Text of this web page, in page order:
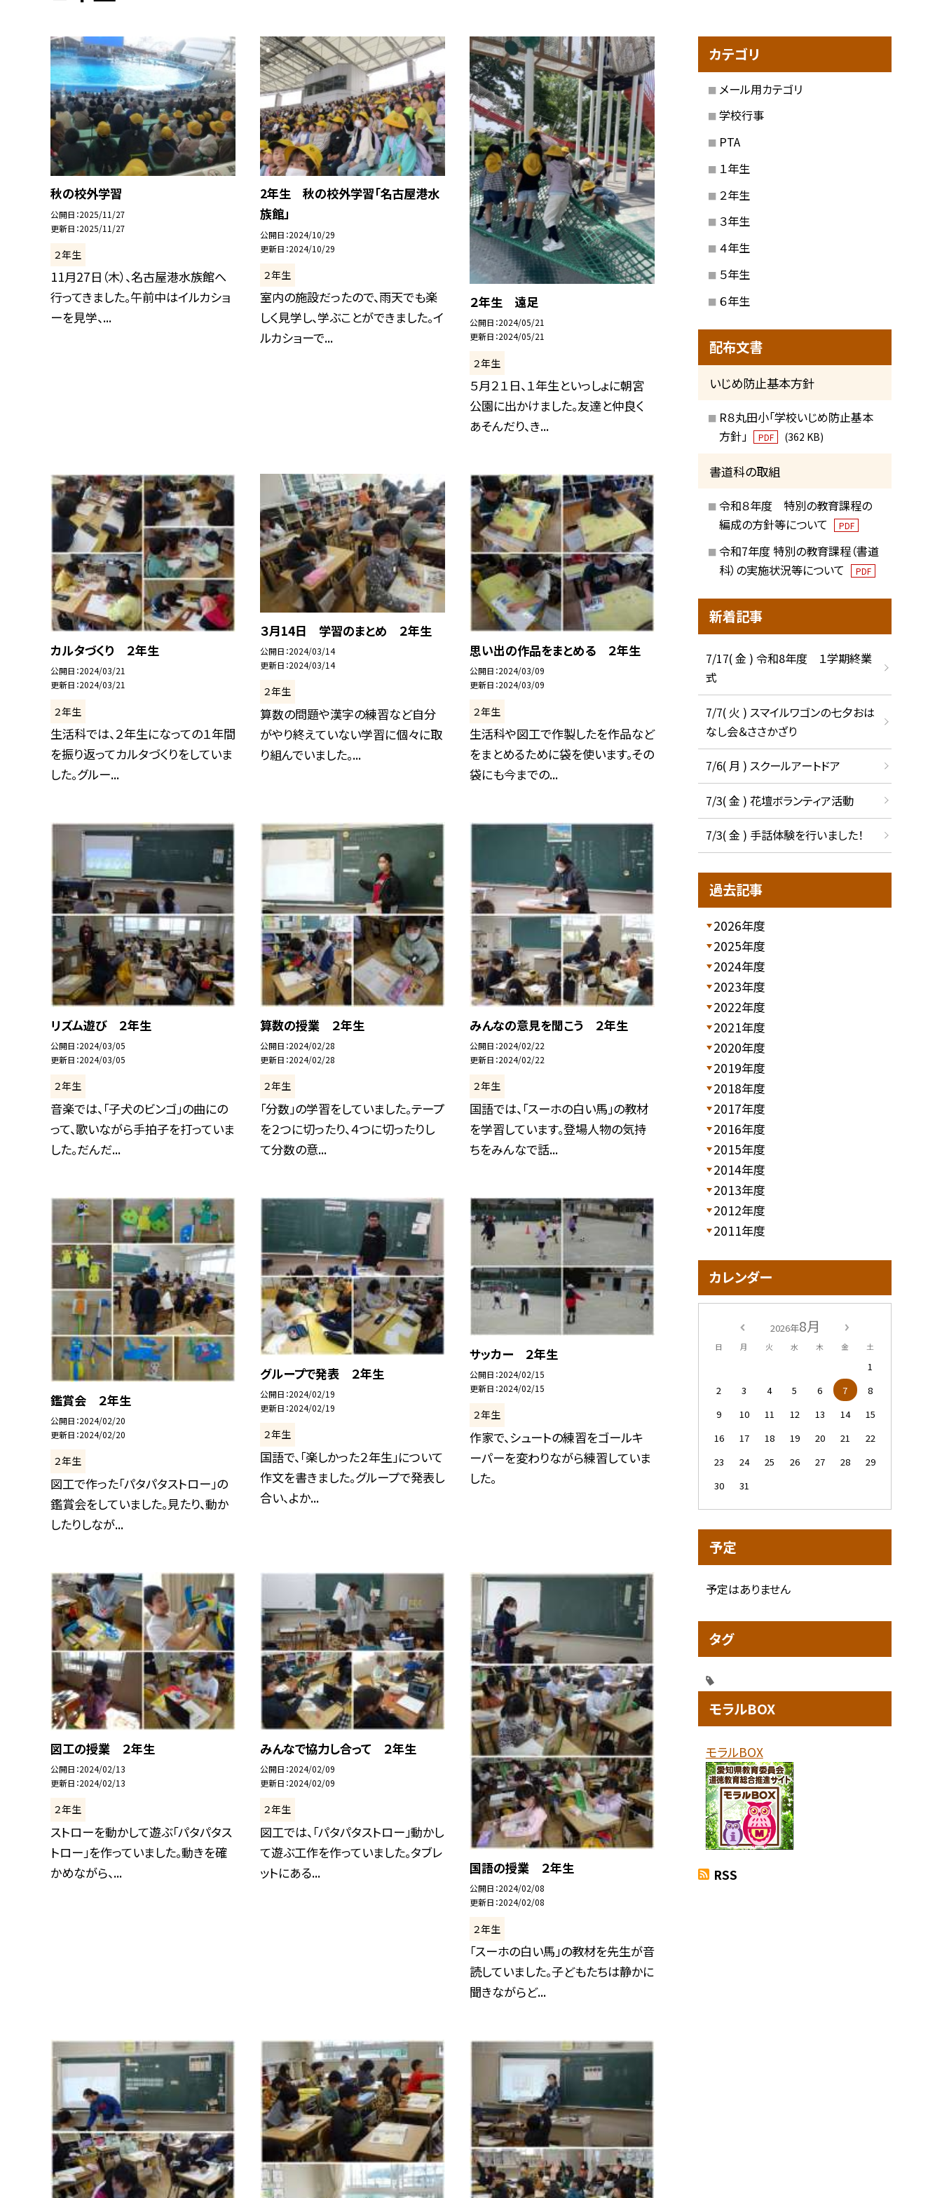
秋の校外学習
公開日 2025/11/27
更新日 2025/11/27
２年生
11月27日（木）、名古屋港水族館へ
行ってきました。午前中はイルカショ
ーを見学、...
2年生 秋の校外学習「名古屋港水
族館」
公開日 2024/10/29
更新日 2024/10/29
２年生
室内の施設だったので、雨天でも楽
しく見学し、学ぶことができました。イ
ルカショーで...
２年生 遠足
公開日 2024/05/21
更新日 2024/05/21
２年生
５月２１日、１年生といっしょに朝宮
公園に出かけました。友達と仲良く
あそんだり、き...
カルタづくり ２年生
公開日 2024/03/21
更新日 2024/03/21
２年生
生活科では、２年生になっての１年間
を振り返ってカルタづくりをしていま
した。グルー...
３月14日 学習のまとめ ２年生
公開日 2024/03/14
更新日 2024/03/14
２年生
算数の問題や漢字の練習など自分
がやり終えていない学習に個々に取
り組んでいました。...
思い出の作品をまとめる ２年生
公開日 2024/03/09
更新日 2024/03/09
２年生
生活科や図工で作製したを作品など
をまとめるために袋を使います。その
袋にも今までの...
リズム遊び ２年生
公開日 2024/03/05
更新日 2024/03/05
２年生
音楽では、「子犬のビンゴ」の曲にの
って、歌いながら手拍子を打っていま
した。だんだ...
算数の授業 ２年生
公開日 2024/02/28
更新日 2024/02/28
２年生
「分数」の学習をしていました。テープ
を２つに切ったり、４つに切ったりし
て分数の意...
みんなの意見を聞こう ２年生
公開日 2024/02/22
更新日 2024/02/22
２年生
国語では、「スーホの白い馬」の教材
を学習しています。登場人物の気持
ちをみんなで話...
鑑賞会 ２年生
公開日 2024/02/20
更新日 2024/02/20
２年生
図工で作った「パタパタストロー」の
鑑賞会をしていました。見たり、動か
したりしなが...
グループで発表 ２年生
公開日 2024/02/19
更新日 2024/02/19
２年生
国語で、「楽しかった２年生」について
作文を書きました。グループで発表し
合い、よか...
サッカー ２年生
公開日 2024/02/15
更新日 2024/02/15
２年生
作家で、シュートの練習をゴールキ
ーパーを変わりながら練習していま
した。
図工の授業 ２年生
公開日 2024/02/13
更新日 2024/02/13
２年生
ストローを動かして遊ぶ「パタパタス
トロー」を作っていました。動きを確
かめながら、...
みんなで協力し合って ２年生
公開日 2024/02/09
更新日 2024/02/09
２年生
図工では、「パタパタストロー」動かし
て遊ぶ工作を作っていました。タブレ
ットにある...
国語の授業 ２年生
公開日 2024/02/08
更新日 2024/02/08
２年生
「スーホの白い馬」の教材を先生が音
読していました。子どもたちは静かに
聞きながらど...
カテゴリ
メール用カテゴリ
学校行事
PTA
１年生
２年生
３年生
４年生
５年生
６年生
配布文書
いじめ防止基本方針
R８丸田小「学校いじめ防止基本
方針」
PDF (362 KB)
書道科の取組
令和８年度 特別の教育課程の
編成の方針等について
PDF
令和7年度 特別の教育課程（書道
科）の実施状況等について
PDF
新着記事
7/17( 金 ) 令和8年度 １学期終業
式
7/7( 火 ) スマイルワゴンの七夕おは
なし会＆ささかざり
7/6( 月 ) スクールアートドア
7/3( 金 ) 花壇ボランティア活動
7/3( 金 ) 手話体験を行いました！
過去記事
2026年度
2025年度
2024年度
2023年度
2022年度
2021年度
2020年度
2019年度
2018年度
2017年度
2016年度
2015年度
2014年度
2013年度
2012年度
2011年度
カレンダー
2026年8月
日 月 火 水 木 金 土
1
2
3 4 5 6 7
8
9
10 11 12 13 14
15
16
17 18 19 20 21
22
23
24 25 26 27 28
29
30
31
予定
予定はありません
タグ
モラルBOX
モラルBOX
RSS